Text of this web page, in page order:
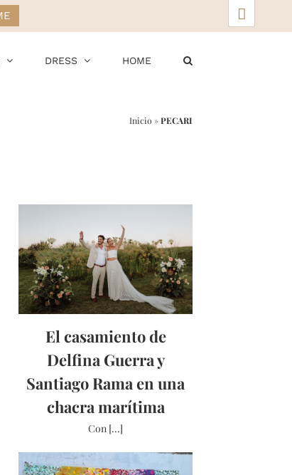
DRESS HOME
Inicio »PECARI
El casamiento de
Delfina Guerra y
Santiago Rama en una
chacra marítima
Con [...]